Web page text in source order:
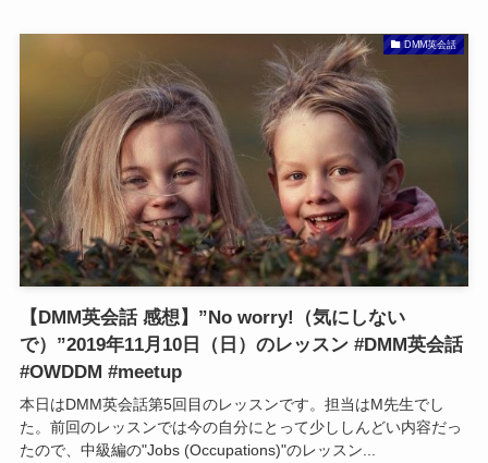
DMM英会話
【DMM英会話 感想】”No worry!（気にしない
で）”2019年11月10日（日）のレッスン #DMM英会話
#OWDDM #meetup
本日はDMM英会話第5回目のレッスンです。担当はM先生でし
た。前回のレッスンでは今の自分にとって少ししんどい内容だっ
たので、中級編の"Jobs (Occupations)"のレッスン...